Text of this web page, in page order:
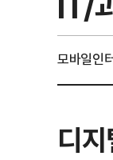
모바일인
디